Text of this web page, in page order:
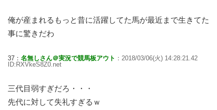
俺が産まれるもっと昔に活躍してた馬が最近まで生きてた
事に驚きだわ
37： 名無しさん＠実況で競馬板アウト ：2018/03/06(火) 14:28:21.42
ID:RXVkeS8Z0.net
三代目弱すぎだろ・・・
先代に対して失礼すぎるｗ